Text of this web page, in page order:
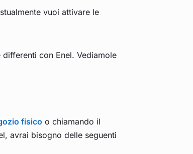
vuoi attivare le
con Enel. Vediamole
fisico o chiamando il
avrai bisogno delle seguenti